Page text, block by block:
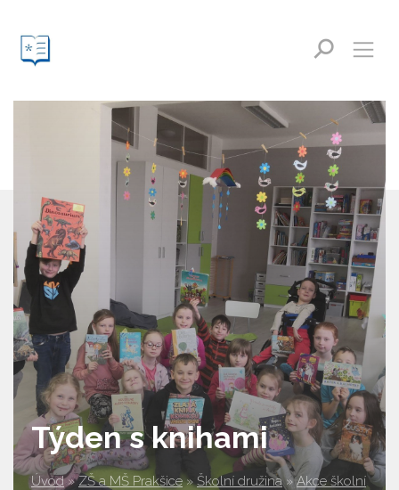
Týden s knihami
Úvod » ZŠ a MŠ Prakšice » Školní družina » Akce školní